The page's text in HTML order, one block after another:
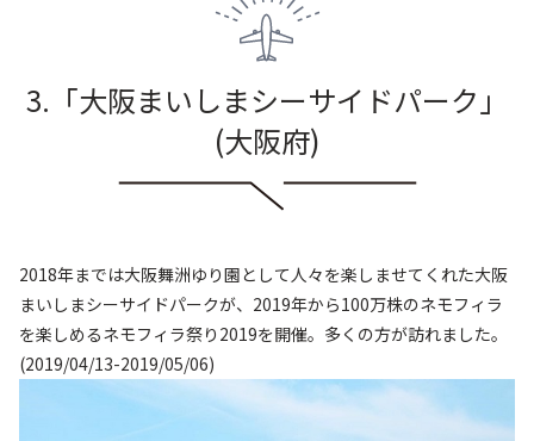
3.「大阪まいしまシーサイドパーク 」
(大阪府)
2018年までは大阪舞洲ゆり園として人々を楽しませてくれた大阪
まいしまシーサイドパークが、2019年から100万株のネモフィラ
を楽しめるネモフィラ祭り2019を開催。多くの方が訪れました。
(2019/04/13-2019/05/06)